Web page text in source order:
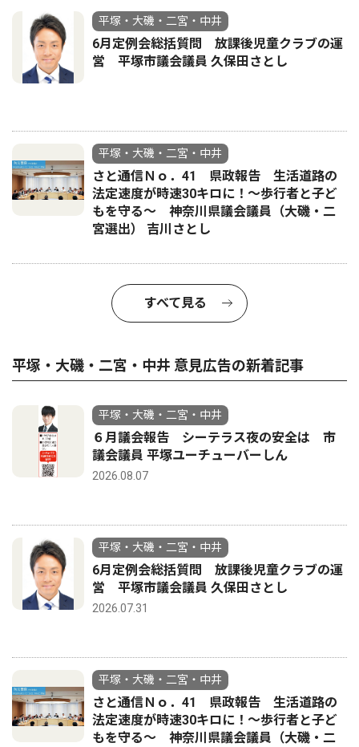
平塚・大磯・二宮・中井
6月定例会総括質問 放課後児童クラブの運
営 平塚市議会議員 久保田さとし
平塚・大磯・二宮・中井
さと通信Ｎｏ．41 県政報告 生活道路の
法定速度が時速30キロに！〜歩行者と子ど
もを守る〜 神奈川県議会議員（大磯・二
宮選出） 吉川さとし
すべて見る
平塚・大磯・二宮・中井 意見広告の新着記事
平塚・大磯・二宮・中井
６月議会報告 シーテラス夜の安全は 市
議会議員 平塚ユーチューバーしん
2026.08.07
平塚・大磯・二宮・中井
6月定例会総括質問 放課後児童クラブの運
営 平塚市議会議員 久保田さとし
2026.07.31
平塚・大磯・二宮・中井
さと通信Ｎｏ．41 県政報告 生活道路の
法定速度が時速30キロに！〜歩行者と子ど
もを守る〜 神奈川県議会議員（大磯・二